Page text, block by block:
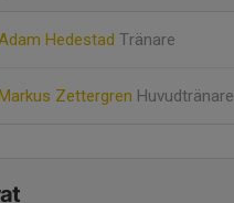
Hedestad Tränare
Zettergren Huvudtränare